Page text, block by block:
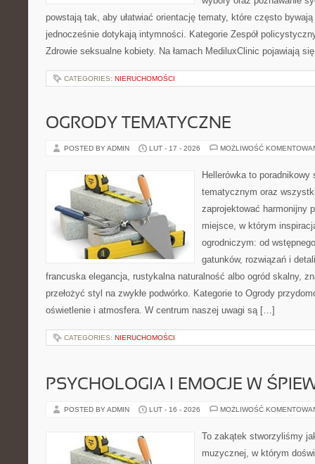
powstają tak, aby ułatwiać orientację tematy, które często
jednocześnie dotykają intymności. Kategorie Zespół
Zdrowie seksualne kobiety. Na łamach MediluxClinic pojawiają
CATEGORIES: NIERUCHOMOŚCI
OGRODY TEMATYCZNE
POSTED BY ADMIN LUT - 17 - 2026 MOŻLIWOŚĆ
Hellerówka to
tematycznym oraz
zaprojektować harmonijny
miejsce, w którym
ogrodniczym: od
gatunków, rozwiązań i
francuska elegancja, rustykalna naturalność albo ogród skalny,
przełożyć styl na zwykłe podwórko. Kategorie to Ogrody
oświetlenie i atmosfera. W centrum naszej uwagi są […]
CATEGORIES: NIERUCHOMOŚCI
PSYCHOLOGIA I EMOCJE W
POSTED BY ADMIN LUT - 16 - 2026 MOŻLIWOŚĆ
To zakątek stworzyliśmy
muzycznej, w którym